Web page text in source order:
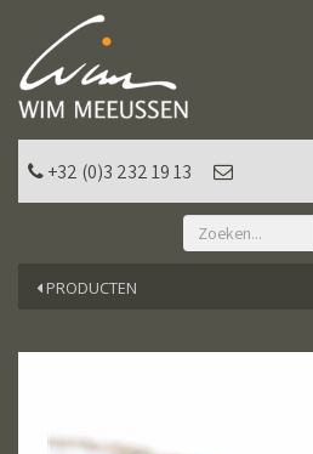
+32 (0)3 232 19 13
PRODUCTEN